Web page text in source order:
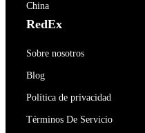
China
RedEx
Sobre nosotros
Blog
Política de privacidad
Términos De Servicio